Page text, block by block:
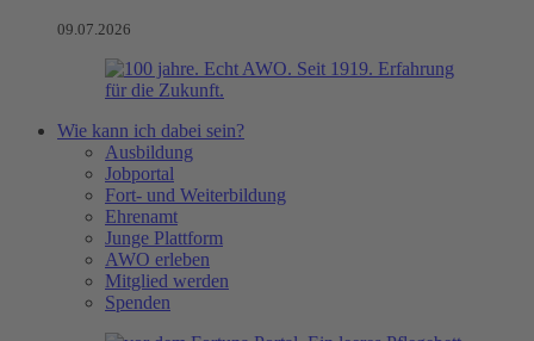
09.07.2026
Wie kann ich dabei sein?
Ausbildung
Jobportal
Fort- und Weiterbildung
Ehrenamt
Junge Plattform
AWO erleben
Mitglied werden
Spenden